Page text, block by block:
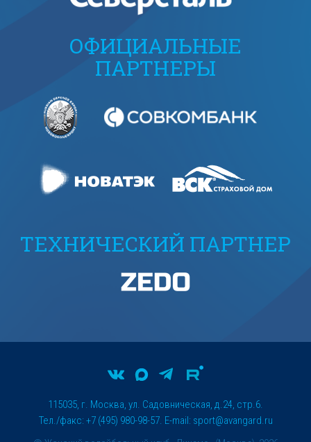
ОФИЦИАЛЬНЫЕ
ПАРТНЕРЫ
ТЕХНИЧЕСКИЙ ПАРТНЕР
115035, г. Москва, ул. Садовническая, д.24, стр.6.
Тел./факс: +7 (495) 980-98-57. E-mail: sport@avangard.ru